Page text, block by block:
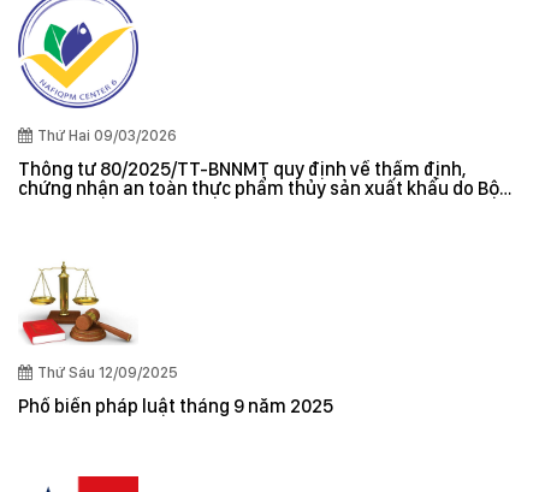
Thứ Hai 09/03/2026
Thông tư 80/2025/TT-BNNMT quy định về thẩm định,
chứng nhận an toàn thực phẩm thủy sản xuất khẩu do Bộ
Thứ Sáu 12/09/2025
Phổ biến pháp luật tháng 9 năm 2025